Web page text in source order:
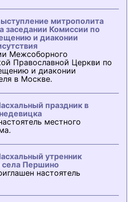
митрополита
заседании Комиссии по
и диаконии
Межсоборного
Православной Церкви по
и диаконии
в Москве.
праздник в
местного
утренник
села Першино
настоятель